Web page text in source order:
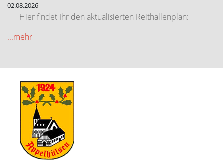
02.08.2026
Hier findet Ihr den aktualisierten Reithallenplan:
...mehr